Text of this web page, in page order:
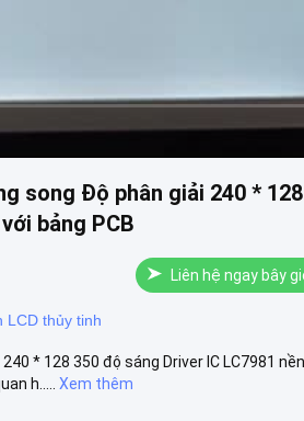
song Độ phân giải 240 *
bảng PCB
Liên hệ ngay bây
LCD thủy tinh
* 128 350 độ sáng Driver IC LC7981
h.....
Xem thêm